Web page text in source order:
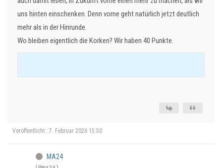
uns hinten einschenken. Denn vorne geht natürlich jetzt deutlich
mehr als in der Hinrunde.
Wo bleiben eigentlich die Korken? Wir haben 40 Punkte.
Veröffentlicht : 7. Februar 2026 15:50
MA24